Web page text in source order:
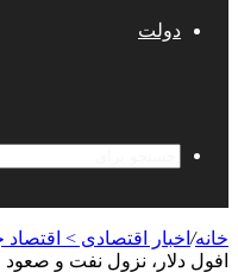
دولت
خانه/ اخبار اقتصادی > اقتصاد‌
افول دلار، نزول نفت و صعود